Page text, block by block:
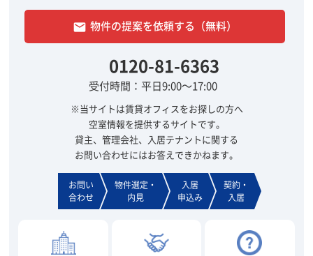
email 物件の提案を依頼する（無料）
0120-81-6363
受付時間：平日9:00～17:00
※当サイトは賃貸オフィスをお探しの方へ
空室情報を提供するサイトです。
貸主、管理会社、入居テナントに関する
お問い合わせにはお答えできかねます。
お問い
合わせ
物件選定・
内見
入居
申込み
契約・
入居